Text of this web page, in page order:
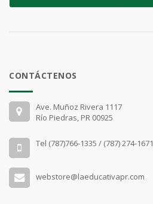
CONTÁCTENOS
Ave. Muñoz Rivera 1117
Río Piedras, PR 00925
Tel (787)766-1335 / (787) 274-1671
webstore@laeducativapr.com